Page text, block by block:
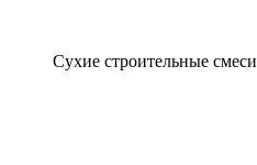
Сухие строительные смеси